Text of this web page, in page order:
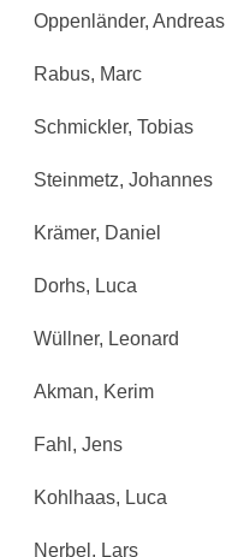
Oppenländer, Andreas
Rabus, Marc
Schmickler, Tobias
Steinmetz, Johannes
Krämer, Daniel
Dorhs, Luca
Wüllner, Leonard
Akman, Kerim
Fahl, Jens
Kohlhaas, Luca
Nerbel, Lars